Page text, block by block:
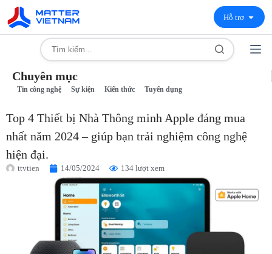
Hỗ trợ
Chuyên mục
Tin công nghệ Sự kiện Kiến thức Tuyển dụng
Top 4 Thiết bị Nhà Thông minh Apple đáng mua
nhất năm 2024 – giúp bạn trải nghiệm công nghệ
hiện đại.
ttvtien 14/05/2024 134 lượt xem